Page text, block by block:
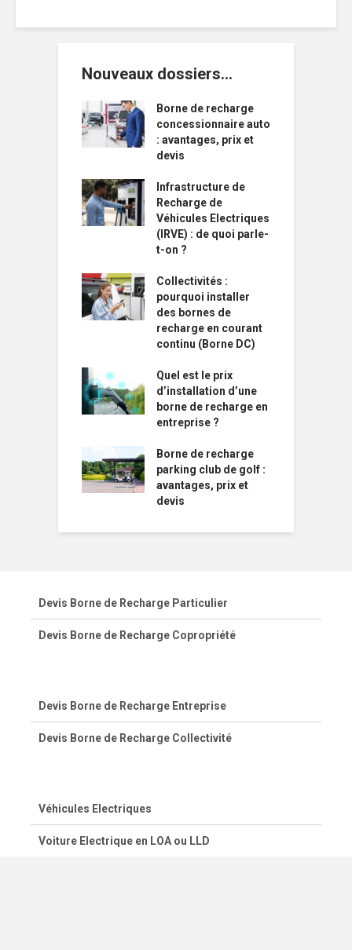
Nouveaux dossiers…
Borne de recharge
concessionnaire auto
: avantages, prix et
devis
Infrastructure de
Recharge de
Véhicules Electriques
(IRVE) : de quoi parle-
t-on ?
Collectivités :
pourquoi installer
des bornes de
recharge en courant
continu (Borne DC)
Quel est le prix
d’installation d’une
borne de recharge en
entreprise ?
Borne de recharge
parking club de golf :
avantages, prix et
devis
Devis Borne de Recharge Particulier
Devis Borne de Recharge Copropriété
Devis Borne de Recharge Entreprise
Devis Borne de Recharge Collectivité
Véhicules Electriques
Voiture Electrique en LOA ou LLD